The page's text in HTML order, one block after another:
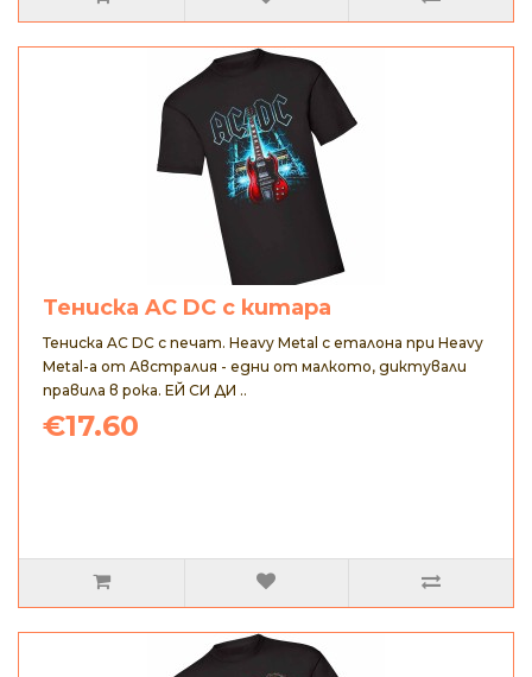
Тениска AC DC с китара
Тениска AC DC с печат. Heavy Metal с еталона при Heavy
Metal-а от Австралия - едни от малкото, диктували
правила в рока. ЕЙ СИ ДИ ..
€17.60